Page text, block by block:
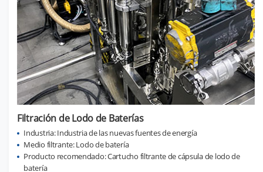
Filtración de Lodo de Baterías
Industria: Industria de las nuevas fuentes de energía
Medio filtrante: Lodo de batería
Producto recomendado: Cartucho filtrante de cápsula de lodo de
batería